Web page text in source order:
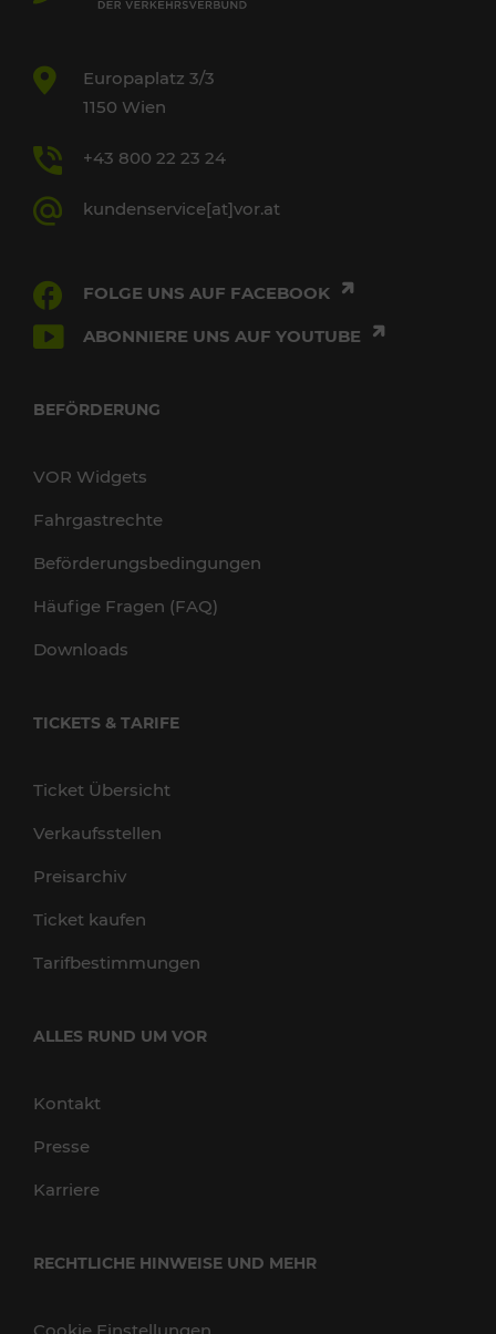
Europaplatz 3/3
1150 Wien
+43 800 22 23 24
kundenservice[at]vor.at
FOLGE UNS AUF FACEBOOK
ABONNIERE UNS AUF YOUTUBE
BEFÖRDERUNG
VOR Widgets
Fahrgastrechte
Beförderungsbedingungen
Häufige Fragen (FAQ)
Downloads
TICKETS & TARIFE
Ticket Übersicht
Verkaufsstellen
Preisarchiv
Ticket kaufen
Tarifbestimmungen
ALLES RUND UM VOR
Kontakt
Presse
Karriere
RECHTLICHE HINWEISE UND MEHR